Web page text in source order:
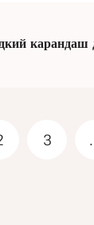
карандаш
3